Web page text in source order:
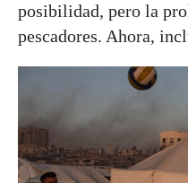
posibilidad, pero la
pescadores. Ahora,